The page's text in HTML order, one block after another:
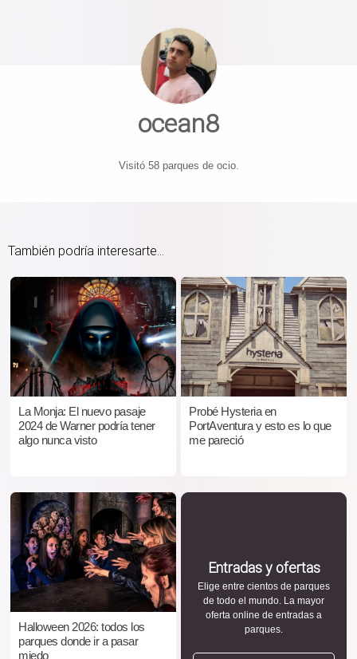
ocean8
Visitó 58 parques de ocio.
También podría interesarte...
La Monja: El nuevo pasaje
2024 de Warner podría tener
algo nunca visto
Probé Hysteria en
PortAventura y esto es lo que
me pareció
Halloween 2026: todos los
parques donde ir a pasar
miedo
Entradas y ofertas
Elige entre cientos de parques
de todo el mundo. La mayor
oferta online de entradas a
parques.